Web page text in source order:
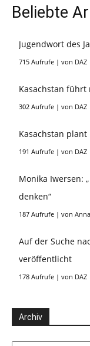
Beliebte
Jugendwort des
715 Aufrufe | von DAZ
Kasachstan führt
302 Aufrufe | von DAZ
Kasachstan
191 Aufrufe | von DAZ
Monika Iwersen:
denken“
187 Aufrufe | von
Auf der Suche
veröffentlicht
178 Aufrufe | von DAZ
Archiv
Archiv